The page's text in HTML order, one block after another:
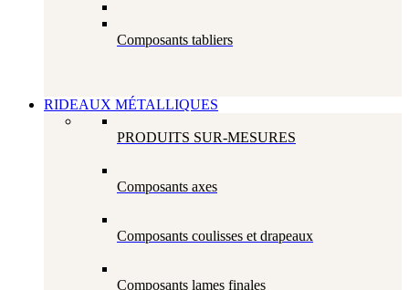
Composants tabliers
RIDEAUX MÉTALLIQUES
PRODUITS SUR-MESURES
Composants axes
Composants coulisses et drapeaux
Composants lames finales